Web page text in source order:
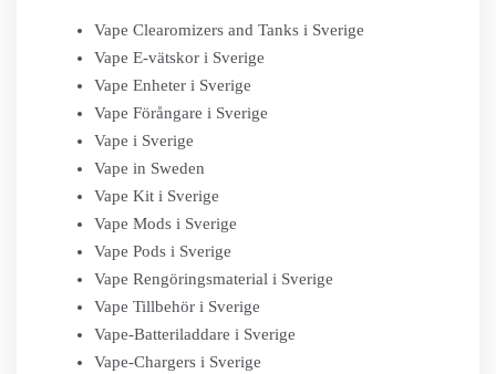
Vape Clearomizers and Tanks i Sverige
Vape E-vätskor i Sverige
Vape Enheter i Sverige
Vape Förångare i Sverige
Vape i Sverige
Vape in Sweden
Vape Kit i Sverige
Vape Mods i Sverige
Vape Pods i Sverige
Vape Rengöringsmaterial i Sverige
Vape Tillbehör i Sverige
Vape-Batteriladdare i Sverige
Vape-Chargers i Sverige